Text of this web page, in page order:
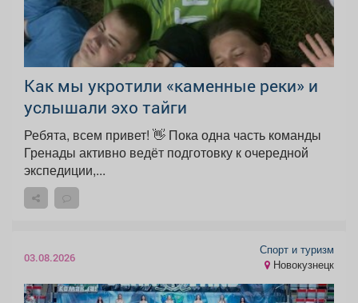
Как мы укротили «каменные реки» и
услышали эхо тайги
Ребята, всем привет! 👋 Пока одна часть команды
Гренады активно ведёт подготовку к очередной
экспедиции,...
03.08.2026
Спорт и туризм
Новокузнецк